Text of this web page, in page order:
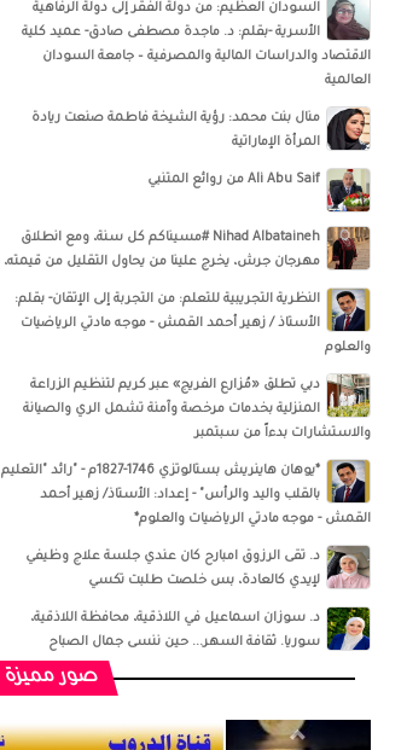
السودان العظيم: من دولة الفقر إلى دولة الرفاهية
الأسرية -بقلم: د. ماجدة مصطفى صادق- عميد كلية
الاقتصاد والدراسات المالية والمصرفية – جامعة السودان
العالمية
منال بنت محمد: رؤية الشيخة فاطمة صنعت ريادة
المرأة الإماراتية
Ali Abu Saif من روائع المتنبي
Nihad Albataineh #مسيناكم كل سنة، ومع انطلاق
مهرجان جرش، يخرج علينا من يحاول التقليل من قيمته،
النظرية التجريبية للتعلم: من التجربة إلى الإتقان- بقلم:
الأستاذ / زهير أحمد القمش - موجه مادتي الرياضيات
والعلوم
دبي تطلق «مُزارع الفريج» عبر كريم لتنظيم الزراعة
المنزلية بخدمات مرخصة وآمنة تشمل الري والصيانة
والاستشارات بدءاً من سبتمبر
*يوهان هاينريش بستالوتزي 1746-1827م - "رائد "التعليم
بالقلب واليد والرأس" - إعداد: الأستاذ/ زهير أحمد
القمش - موجه مادتي الرياضيات والعلوم*
د. تقى الرزوق امبارح كان عندي جلسة علاج وظيفي
لإيدي كالعادة، بس خلصت طلبت تكسي
د. سوزان اسماعيل‏ في ‏‏اللاذقية‏، ‏محافظة اللاذقية‏،
‏سوريا‏‏. ثقافة السهر... حين ننسى جمال الصباح
صور مميزة